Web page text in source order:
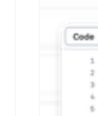
ke situs
CMS
situs